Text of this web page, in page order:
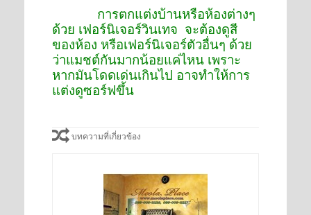
การตกแต่งบ้านหรือห้องต่างๆ
ด้วย เฟอร์นิเจอร์วินเทจ จะต้องดูสี
ของห้อง หรือเฟอร์นิเจอร์ตัวอื่นๆ ด้วย
ว่าแมชต์กันมากน้อยแค่ไหน เพราะ
หากมันโดดเด่นเกินไป อาจทำให้การ
แต่งดูซอร์ฟขึ้น
บทความที่เกี่ยวข้อง